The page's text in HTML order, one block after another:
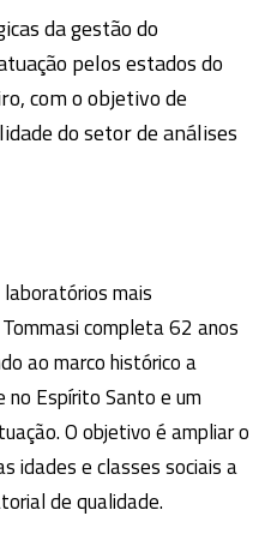
da gestão do
pelos estados do
com o objetivo de
do setor de análises
mais
completa 62 anos
ao marco histórico a
no Espírito Santo e um
O objetivo é ampliar o
idades e classes sociais a
de qualidade.